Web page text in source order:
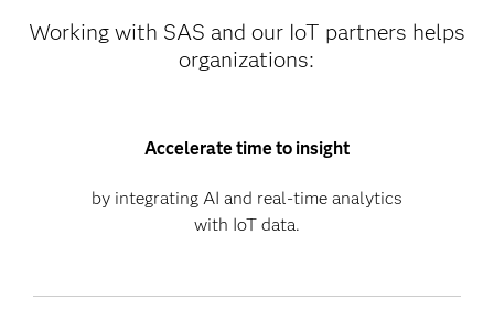
Working with SAS and our IoT partners helps
organizations:
Accelerate time to insight
by integrating AI and real-time analytics
with IoT data.